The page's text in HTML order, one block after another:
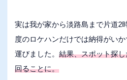
実は我が家から淡路島まで片道2
度のロケハンだけでは納得がい
運びました。 結果、スポット探
回ることに。